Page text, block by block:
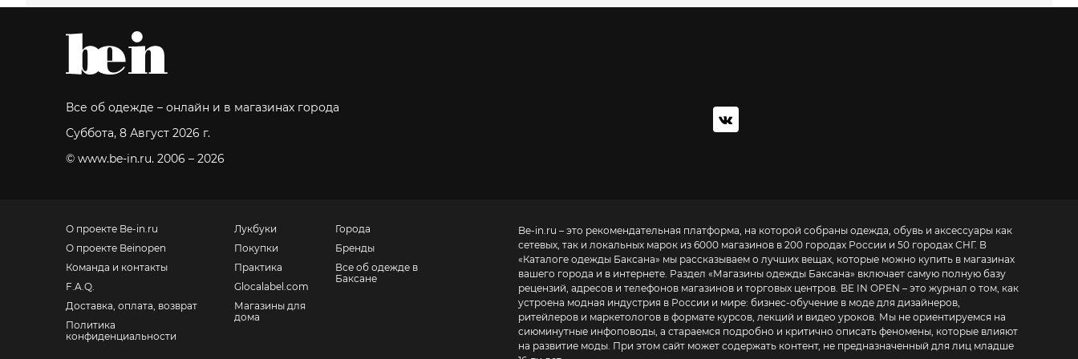
Все об одежде – онлайн и в магазинах города
Суббота, 8 Август 2026 г.
© www.be-in.ru. 2006 – 2026
О проекте Be-in.ru
О проекте Beinopen
Команда и контакты
F.A.Q.
Доставка, оплата, возврат
Политика
конфиденциальности
Лукбуки
Покупки
Практика
Glocalabel.com
Магазины для
дома
Города
Бренды
Все об одежде в
Баксане
Be-in.ru – это рекомендательная платформа, на которой собраны одежда, обувь и аксессуары как
сетевых, так и локальных марок из 6000 магазинов в 200 городах России и 50 городах СНГ. В
«Каталоге одежды Баксана» мы рассказываем о лучших вещах, которые можно купить в магазинах
вашего города и в интернете. Раздел «Магазины одежды Баксана» включает самую полную базу
рецензий, адресов и телефонов магазинов и торговых центров. BE IN OPEN – это журнал о том, как
устроена модная индустрия в России и мире: бизнес-обучение в моде для дизайнеров,
ритейлеров и маркетологов в формате курсов, лекций и видео уроков. Мы не ориентируемся на
сиюминутные инфоповоды, а стараемся подробно и критично описать феномены, которые влияют
на развитие моды. При этом сайт может содержать контент, не предназначенный для лиц младше